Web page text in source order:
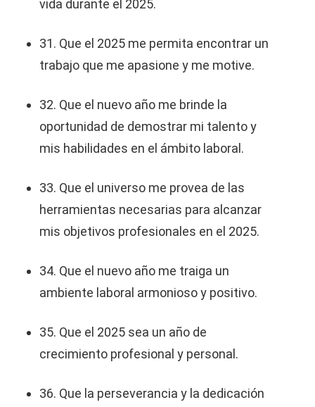
vida durante el 2025.
31. Que el 2025 me permita encontrar un
trabajo que me apasione y me motive.
32. Que el nuevo año me brinde la
oportunidad de demostrar mi talento y
mis habilidades en el ámbito laboral.
33. Que el universo me provea de las
herramientas necesarias para alcanzar
mis objetivos profesionales en el 2025.
34. Que el nuevo año me traiga un
ambiente laboral armonioso y positivo.
35. Que el 2025 sea un año de
crecimiento profesional y personal.
36. Que la perseverancia y la dedicación